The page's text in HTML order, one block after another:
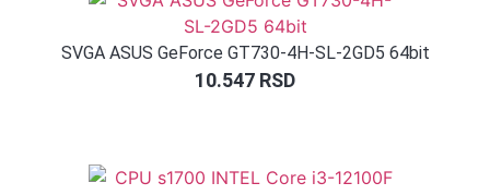
SVGA ASUS GeForce GT730-4H-SL-2GD5 64bit
10.547 RSD